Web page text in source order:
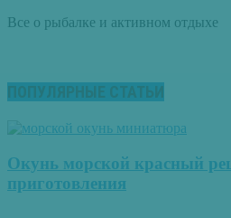
Все о рыбалке и активном отдыхе
ПОПУЛЯРНЫЕ СТАТЬИ
Окунь морской красный
приготовления